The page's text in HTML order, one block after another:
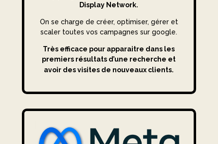
Display Network.
On se charge de créer, optimiser, gérer et
scaler toutes vos campagnes sur google.
Très efficace pour apparaitre dans les
premiers résultats d’une recherche et
avoir des visites de nouveaux clients.